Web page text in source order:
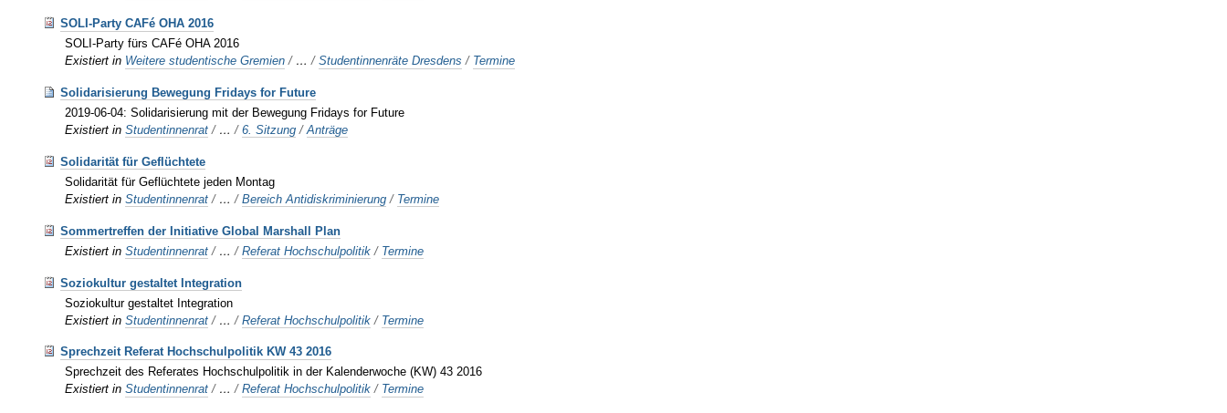
SOLI-Party CAFé OHA 2016
SOLI-Party fürs CAFé OHA 2016
Existiert in Weitere studentische Gremien / …/Studentinnenräte Dresdens / Termine
Solidarisierung Bewegung Fridays for Future
2019-06-04: Solidarisierung mit der Bewegung Fridays for Future
Existiert in Studentinnenrat / …/6. Sitzung /Anträge
Solidarität für Geflüchtete
Solidarität für Geflüchtete jeden Montag
Existiert in Studentinnenrat / …/Bereich Antidiskriminierung / Termine
Sommertreffen der Initiative Global Marshall Plan
Existiert in Studentinnenrat / …/Referat Hochschulpolitik / Termine
Soziokultur gestaltet Integration
Soziokultur gestaltet Integration
Existiert in Studentinnenrat / …/Referat Hochschulpolitik / Termine
Sprechzeit Referat Hochschulpolitik KW 43 2016
Sprechzeit des Referates Hochschulpolitik in der Kalenderwoche (KW) 43 2016
Existiert in Studentinnenrat / …/Referat Hochschulpolitik / Termine